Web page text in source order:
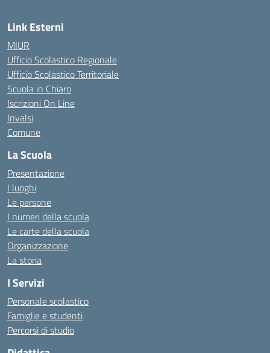
Link Esterni
MIUR
Ufficio Scolastico Regionale
Ufficio Scolastico Territoriale
Scuola in Chiaro
Iscrizioni On Line
Invalsi
Comune
La Scuola
Presentazione
I luoghi
Le persone
I numeri della scuola
Le carte della scuola
Organizzazione
La storia
I Servizi
Personale scolastico
Famiglie e studenti
Percorsi di studio